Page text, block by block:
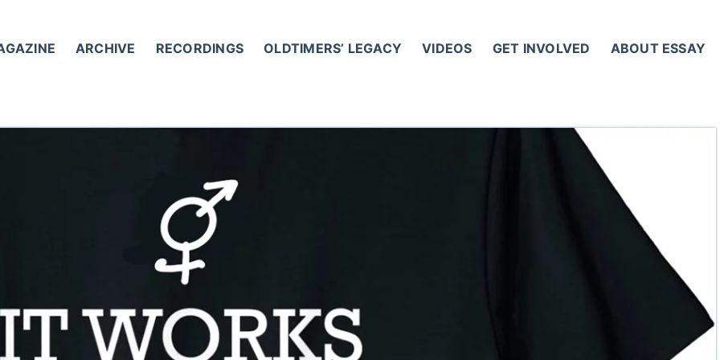
ARCHIVE RECORDINGS OLDTIMERS’ LEGACY VIDEOS GET INVOLVED ABOUT ESSAY